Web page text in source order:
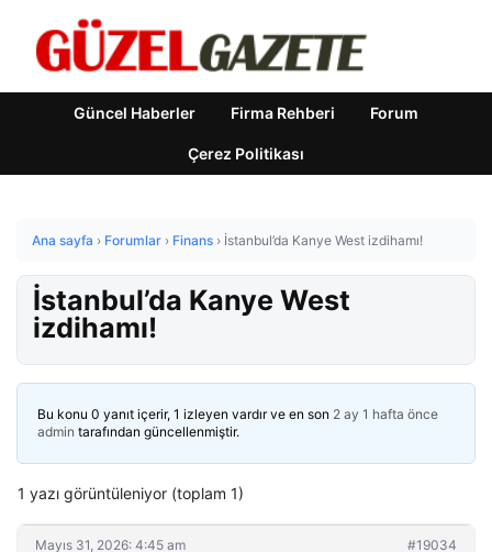
Güncel Haberler Firma Rehberi Forum
Çerez Politikası
Ana sayfa › Forumlar › Finans › İstanbul’da Kanye West izdihamı!
İstanbul’da Kanye West
izdihamı!
Bu konu 0 yanıt içerir, 1 izleyen vardır ve en son 2 ay 1 hafta önce
admin tarafından güncellenmiştir.
1 yazı görüntüleniyor (toplam 1)
Mayıs 31, 2026: 4:45 am #19034